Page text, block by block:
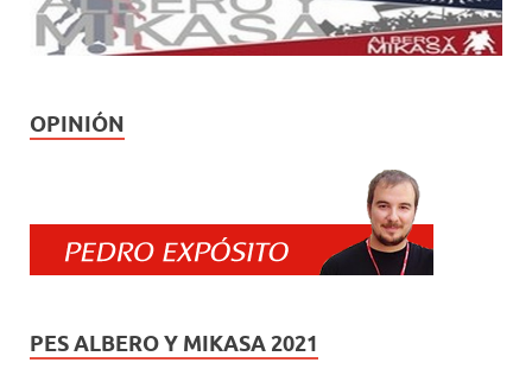
OPINIÓN
PES ALBERO Y MIKASA 2021